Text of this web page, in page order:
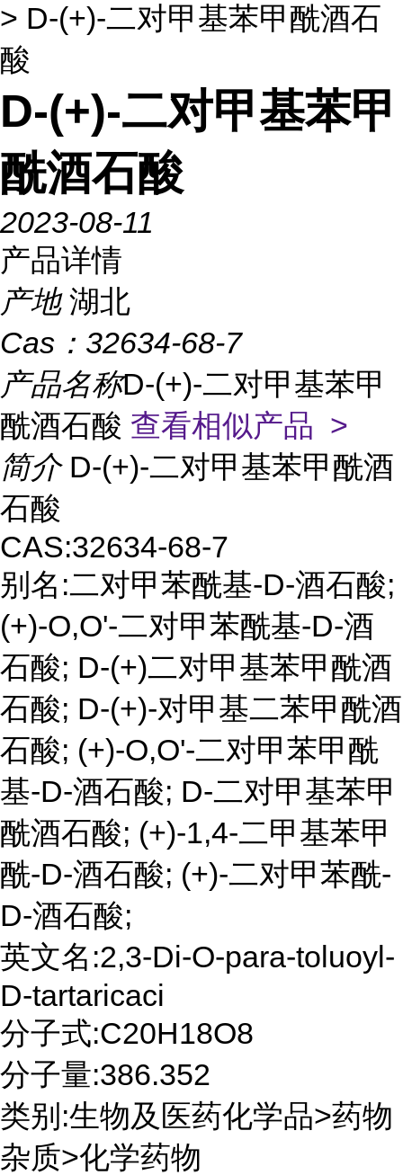
> D-(+)-二对甲基苯甲酰酒石
酸
D-(+)-二对甲基苯甲
酰酒石酸
2023-08-11
产品详情
产地 湖北
Cas： 32634-68-7
产品名称D-(+)-二对甲基苯甲
酰酒石酸 查看相似产品 >
简介 D-(+)-二对甲基苯甲酰酒
石酸
CAS:32634-68-7
别名:二对甲苯酰基-D-酒石酸;
(+)-O,O'-二对甲苯酰基-D-酒
石酸; D-(+)二对甲基苯甲酰酒
石酸; D-(+)-对甲基二苯甲酰酒
石酸; (+)-O,O'-二对甲苯甲酰
基-D-酒石酸; D-二对甲基苯甲
酰酒石酸; (+)-1,4-二甲基苯甲
酰-D-酒石酸; (+)-二对甲苯酰-
D-酒石酸;
英文名:2,3-Di-O-para-toluoyl-
D-tartaricaci
分子式:C20H18O8
分子量:386.352
类别:生物及医药化学品>药物
杂质>化学药物